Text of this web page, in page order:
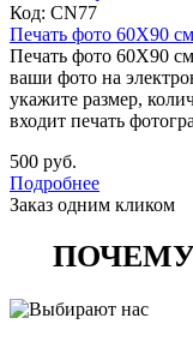
Код: CN77
Печать фото 60Х90
Печать фото 60Х90
ваши фото на
укажите размер,
входит печать
500 руб.
Подробнее
Заказ одним кликом